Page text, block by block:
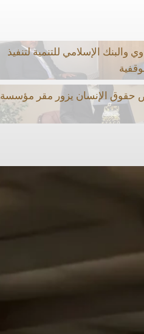
الإسلامي للتنمية لتنفيذ
حقوق الإنسان يزور مقر مؤسسة